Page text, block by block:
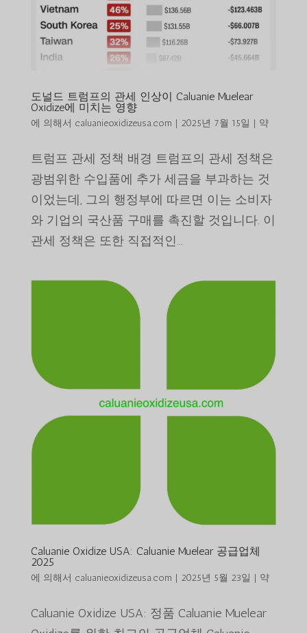
도널드 트럼프의 관세 인상이 Caluanie Muelear
Oxidize에 미치는 영향
에 의해서 caluanieoxidizeusa.com | 2025년 7월 15일 | 약
트럼프 관세 정책 배경 트럼프의 관세 정책은
광범위한 수입품에 추가 세금을 부과하는 것
이었는데, 그의 행정부에 따르면 이는 소비자
와 기업의 국산품 구매를 촉진할 것입니다. 이
관세 정책은 또한 직접적인...
Caluanie Oxidize USA: Caluanie Muelear 공급업체
2025
에 의해서 caluanieoxidizeusa.com | 2025년 5월 23일 | 약
Caluanie Oxidize USA: 정품 Caluanie Muelear